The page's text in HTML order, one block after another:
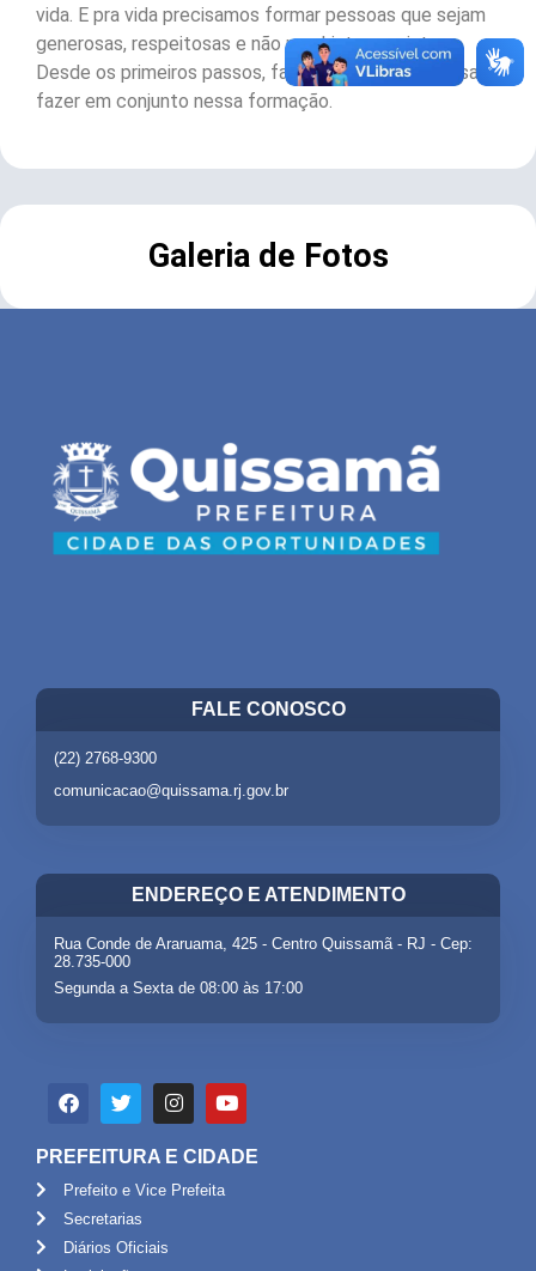
vida. E pra vida precisamos formar pessoas que sejam
generosas, respeitosas e não machistas, racistas.
Desde os primeiros passos, família es escola precisam
fazer em conjunto nessa formação.
Galeria de Fotos
FALE CONOSCO
(22) 2768-9300
comunicacao@quissama.rj.gov.br
ENDEREÇO E ATENDIMENTO
Rua Conde de Araruama, 425 - Centro Quissamã - RJ - Cep:
28.735-000
Segunda a Sexta de 08:00 às 17:00
PREFEITURA E CIDADE
Prefeito e Vice Prefeita
Secretarias
Diários Oficiais